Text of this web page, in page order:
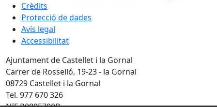
Crèdits
Protecció de dades
Avís legal
Accessibilitat
Ajuntament de Castellet i la Gornal
Carrer de Rosselló, 19-23 - la Gornal
08729 Castellet i la Gornal
Tel. 977 670 326